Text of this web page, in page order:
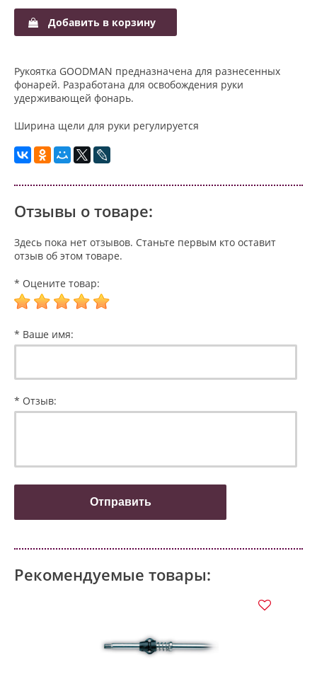
Добавить в корзину
Рукоятка GOODMAN предназначена для разнесенных
фонарей. Разработана для освобождения руки
удерживающей фонарь.
Ширина щели для руки регулируется
Отзывы о товаре:
Здесь пока нет отзывов. Станьте первым кто оставит
отзыв об этом товаре.
* Оцените товар:
* Ваше имя:
* Отзыв:
Рекомендуемые товары: